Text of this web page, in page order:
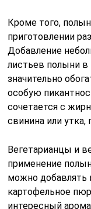
Кроме того,
приготовлении
Добавление
листьев полыни
значительно
особую
сочетается с
свинина или утка,
Вегетарианцы и
применение
можно добавлять
картофельное
интересный